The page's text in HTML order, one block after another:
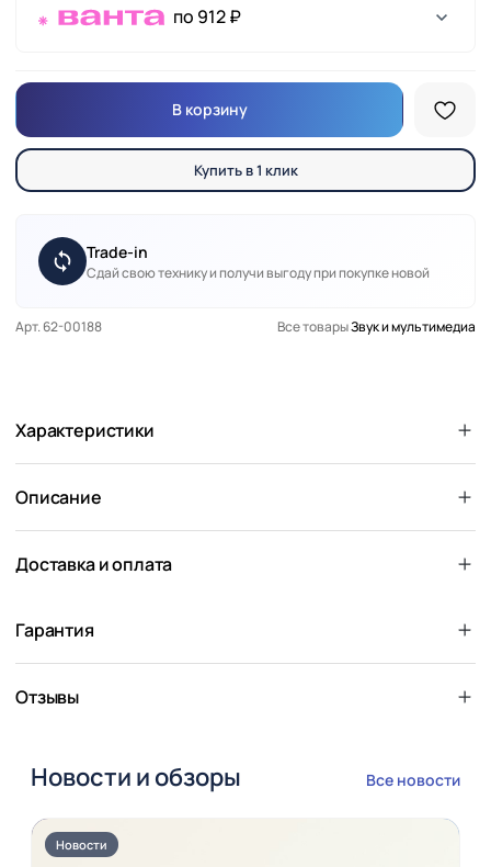
по 912 ₽
В корзину
Купить в 1 клик
Trade-in
Сдай свою технику и получи выгоду при покупке новой
Арт. 62-00188 Все товарыЗвук и мультимедиа
Характеристики
Описание
Доставка и оплата
Гарантия
Отзывы
Новости и обзоры Все новости
Новости